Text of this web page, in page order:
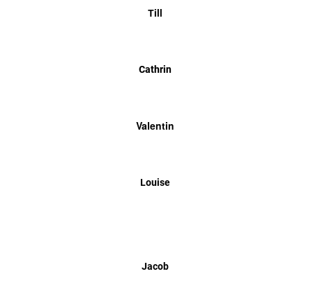
Till
Cathrin
Valentin
Louise
Jacob